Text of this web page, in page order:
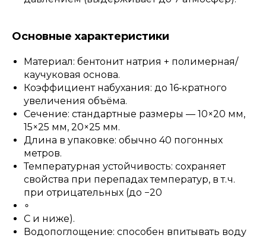
Основные характеристики
Материал: бентонит натрия + полимерная/
каучуковая основа.
Коэффициент набухания: до 16‑кратного
увеличения объёма.
Сечение: стандартные размеры — 10×20 мм,
15×25 мм, 20×25 мм.
Длина в упаковке: обычно 40 погонных
метров.
Температурная устойчивость: сохраняет
свойства при перепадах температур, в т. ч.
при отрицательных (до −20
∘
C и ниже).
Водопоглощение: способен впитывать воду